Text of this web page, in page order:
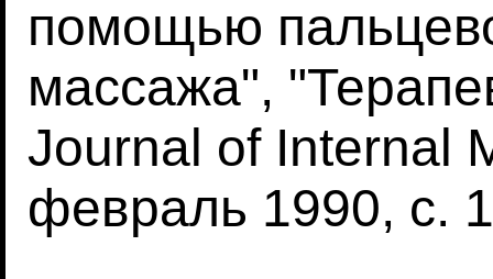
помощью
массажа",
Journal of Internal
февраль 1990, с.